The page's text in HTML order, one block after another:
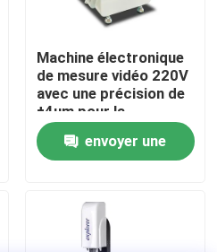
vision de commande
Machine électronique
de mesure vidéo 220V
avec une précision de
±4um pour la
détection industrielle
envoyer une